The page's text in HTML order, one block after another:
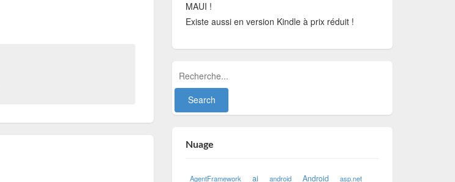
MAUI !
Existe aussi en version Kindle à prix réduit !
Nuage
AgentFramework ai android Android asp.net